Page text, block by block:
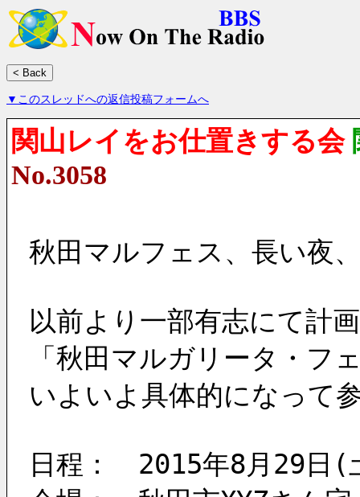
▼このスレッドへの返信投稿フォームへ
関山レイをお仕置きする会
No.3058
秋田マルフェス、長い夜
以前より一部有志にて計
「秋田マルガリータ・フ
いよいよ具体的になって
日程：　2015年8月29